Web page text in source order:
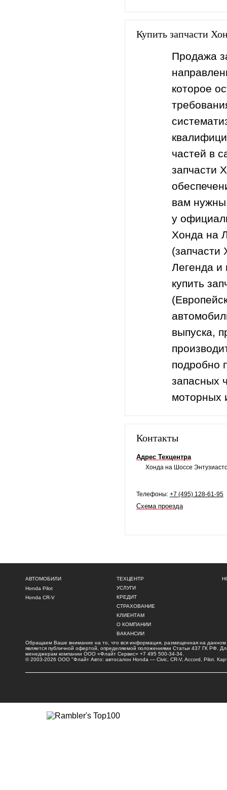
Купить запчасти
Продажа
которое
частей в
запчасти
вам нужны
у
Хонда на
(запчасти
Легенда и
купить
выпуска,
подробно
запасных
моторных
Контакты
Адрес Техцентра
Хонда на Шоссе
Телефоны: +7 (495) 128-61-95
Схема проезда
АВТОМОБИЛИ
Honda Pilot
Honda CR-V
ТЕХЦЕНТР
УСЛУГИ
КРЕДИТ
СТРАХОВАНИЕ
КЛИЕНТАМ
О КОМПАНИИ
ВАКАНСИИ
Обращаем Ваше внимание на то, что вся информация, размещенная на данном
является публичной офертой, определяемой положениями Статьи 437 ГК РФ.
менеджерам компании ООО «Флайт Сервис» +7 495 500-34-34
© 2003-2026 ООО "Флайт Авто: автосалон Honda — Civic , CR-V, Accord, Pilot.